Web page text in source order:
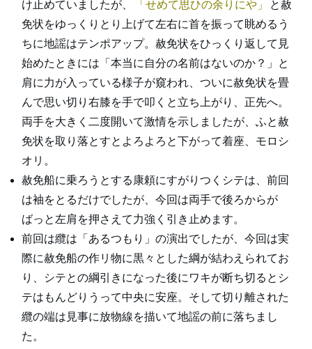
け止めていましたが、
せめて思ひの余りにや
と赦
免状をゆっくりとり上げて左右に首を振って眺めるう
ちに地謡はテンポアップ。赦免状をひっくり返して見
始めたときには「本当に自分の名前はないのか？」と
肩に力が入っている様子が窺われ、ついに赦免状を畳
んで思い切り右膝を手で叩くと立ち上がり、正先へ。
両手を大きく二度開いて激情を示しましたが、ふと赦
免状を取り落とすとよろよろと下がって着座、モロシ
オリ。
赦免船に乗ろうとする康頼にすがりつくシテは、前回
は袖をとるだけでしたが、今回は両手で後ろからが
ばっと左肩を押さえて力強く引き止めます。
前回は纜は「あるつもり」の演出でしたが、今回は実
際に赦免船の作リ物に黒々とした綱が結わえられてお
り、シテとの綱引きになった後にワキが断ち切るとシ
テはもんどりうって中央に安座。そして切り離された
纜の端は見事に放物線を描いて地謡の前に落ちまし
た。